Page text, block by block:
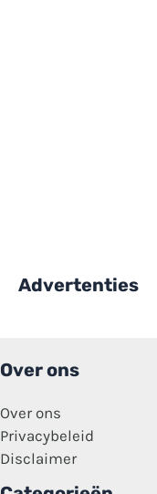
Advertenties
Over ons
Over ons
Privacybeleid
Disclaimer